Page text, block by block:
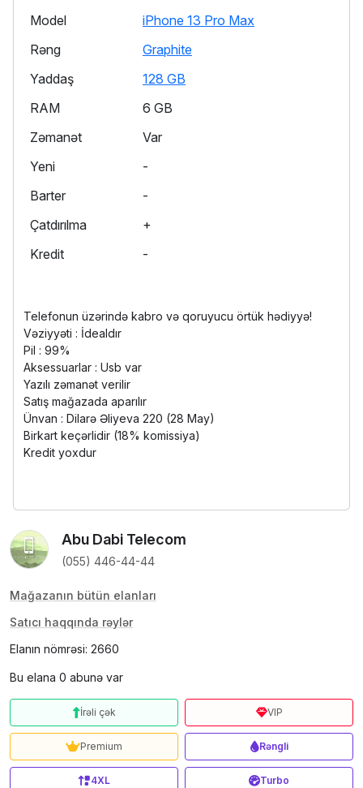
Model
iPhone 13 Pro Max
Rəng
Graphite
Yaddaş
128 GB
RAM
6 GB
Zəmanət
Var
Yeni
-
Barter
-
Çatdırılma
+
Kredit
-
Telefonun üzərində kabro və qoruyucu örtük hədiyyə!
Vəziyyəti : İdealdır
Pil : 99%
Aksessuarlar : Usb var
Yazılı zəmanət verilir
Satış mağazada aparılır
Ünvan : Dilarə Əliyeva 220 (28 May)
Birkart keçərlidir (18% komissiya)
Kredit yoxdur
Abu Dabi Telecom
(055) 446-44-44
Mağazanın bütün elanları
Satıcı haqqında rəylər
Elanın nömrəsi: 2660
Bu elana 0 abunə var
İrəli çək VIP
Premium Rəngli
4XL Turbo